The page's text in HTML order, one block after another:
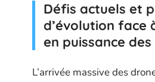
Défis actuels et
d’évolution face
en puissance
L’arrivée massive des